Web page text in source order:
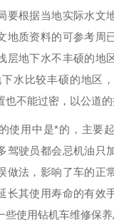
要根据当地实际水文
地质资料的可参考周
层地下水不丰硕的地
水比较丰硕的地区
也不能过密，以公道
使用中是*的，主要
驾驶员都会忌机油只
做法，影响了车的正
长其使用寿命的有效
些使用钻机车维修保养